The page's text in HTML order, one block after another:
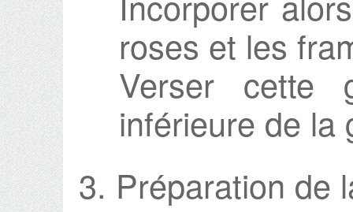
roses et les
Verser cette
inférieure de la
3. Préparation de